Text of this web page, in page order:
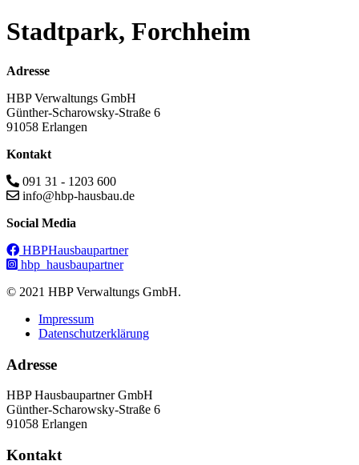
Stadtpark, Forchheim
Adresse
HBP Verwaltungs GmbH
Günther-Scharowsky-Straße 6
91058 Erlangen
Kontakt
091 31 - 1203 600
info@hbp-hausbau.de
Social Media
HBPHausbaupartner
hbp_hausbaupartner
© 2021 HBP Verwaltungs GmbH.
Impressum
Datenschutzerklärung
Adresse
HBP Hausbaupartner GmbH
Günther-Scharowsky-Straße 6
91058 Erlangen
Kontakt